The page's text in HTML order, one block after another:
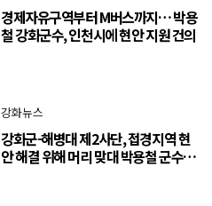
경제자유구역부터 M버스까지… 박용
철 강화군수, 인천시에 현안 지원 건의
강화뉴스
강화군-해병대 제2사단, 접경지역 현
안 해결 위해 머리 맞대 박용철 군수